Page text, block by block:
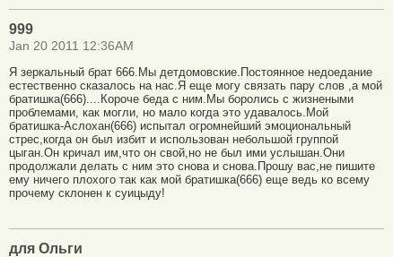
999
Jan 20 2011 12:36AM
Я зеркальный брат 666.Мы детдомовские.Постоянное недоедание
естественно сказалось на нас.Я еще могу связать пару слов ,а мой
братишка(666)....Короче беда с ним.Мы боролись с жизнеными
проблемами, как могли, но мало когда это удавалоcь.Мой
братишка-Аслохан(666) испытал огромнейший эмоциональный
стрес,когда он был избит и использован небольшой группой
цыган.Он кричал им,что он свой,но не был ими услышан.Они
продолжали делать с ним это снова и снова.Прошу вас,не пишите
ему ничего плохого так как мой братишка(666) еще ведь ко всему
прочему склонен к суицыду!
для Ольги